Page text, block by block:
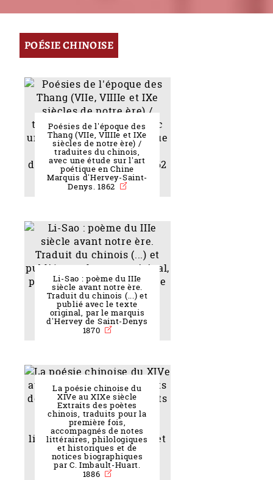
POÉSIE CHINOISE
Poésies de l'époque des
Thang (VIIe, VIIIIe et IXe
siècles de notre ère) /
traduites du chinois,
avec une étude sur l'art
poétique en Chine
Marquis d'Hervey-Saint-
Denys. 1862
Li-Sao : poème du IIIe
siècle avant notre ère.
Traduit du chinois (...) et
publié avec le texte
original, par le marquis
d'Hervey de Saint-Denys
1870
La poésie chinoise du
XIVe au XIXe siècle
Extraits des poètes
chinois, traduits pour la
première fois,
accompagnés de notes
littéraires, philologiques
et historiques et de
notices biographiques
par C. Imbault-Huart.
1886